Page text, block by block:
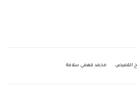
القميص محمد فهمي سلامة